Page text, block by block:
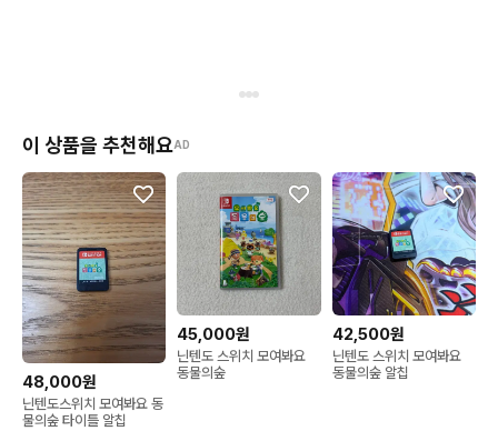
이 상품을 추천해요AD
48,000원
닌텐도스위치 모여봐요 동
물의숲 타이틀 알칩
45,000원
닌텐도 스위치 모여봐요
동물의숲
42,500원
닌텐도 스위치 모여봐요
동물의숲 알칩